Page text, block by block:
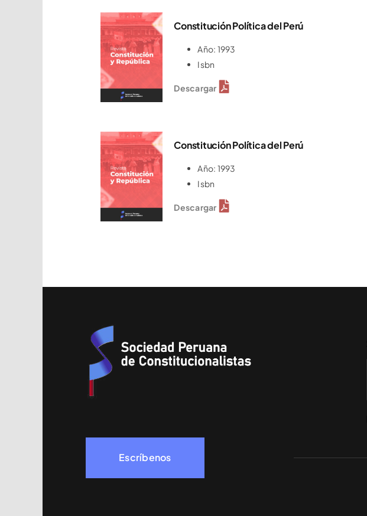
Constitución Política del Perú
Año: 1993
Isbn
Descargar
Constitución Política del Perú
Año: 1993
Isbn
Descargar
Escríbenos